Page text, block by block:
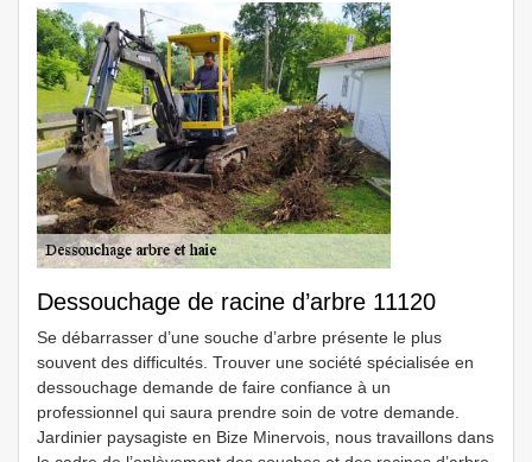
Dessouchage de racine d’arbre 11120
Se débarrasser d’une souche d’arbre présente le plus
souvent des difficultés. Trouver une société spécialisée en
dessouchage demande de faire confiance à un
professionnel qui saura prendre soin de votre demande.
Jardinier paysagiste en Bize Minervois, nous travaillons dans